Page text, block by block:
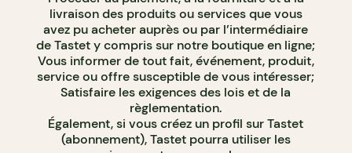
livraison des produits ou services que vous
avez pu acheter auprès ou par l’intermédiaire
de Tastet y compris sur notre boutique en ligne;
Vous informer de tout fait, événement, produit,
service ou offre susceptible de vous intéresser;
Satisfaire les exigences des lois et de la
règlementation.
Également, si vous créez un profil sur Tastet
(abonnement), Tastet pourra utiliser les